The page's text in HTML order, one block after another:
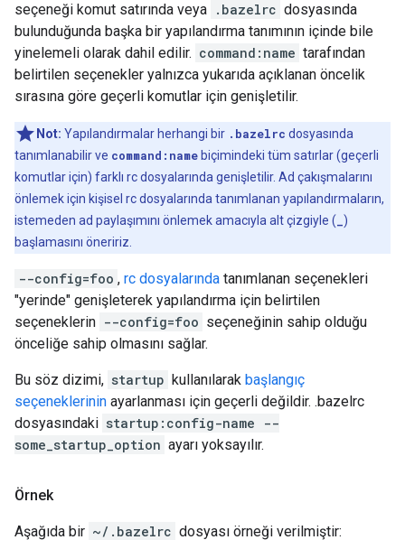
seçeneği komut satırında veya .bazelrc dosyasında
bulunduğunda başka bir yapılandırma tanımının içinde bile
yinelemeli olarak dahil edilir. command:name tarafından
belirtilen seçenekler yalnızca yukarıda açıklanan öncelik
sırasına göre geçerli komutlar için genişletilir.
Not: Yapılandırmalar herhangi bir .bazelrc dosyasında
tanımlanabilir ve command:name biçimindeki tüm satırlar (geçerli
komutlar için) farklı rc dosyalarında genişletilir. Ad çakışmalarını
önlemek için kişisel rc dosyalarında tanımlanan yapılandırmaların,
istemeden ad paylaşımını önlemek amacıyla alt çizgiyle (
)
başlamasını öneririz.
--config=foo , rc dosyalarında tanımlanan seçenekleri
"yerinde" genişleterek yapılandırma için belirtilen
seçeneklerin --config=foo seçeneğinin sahip olduğu
önceliğe sahip olmasını sağlar.
Bu söz dizimi, startup kullanılarak başlangıç
seçeneklerinin ayarlanması için geçerli değildir. .bazelrc
dosyasındaki startup:config-name --
some_startup_option ayarı yoksayılır.
Örnek
Aşağıda bir ~/.bazelrc dosyası örneği verilmiştir: